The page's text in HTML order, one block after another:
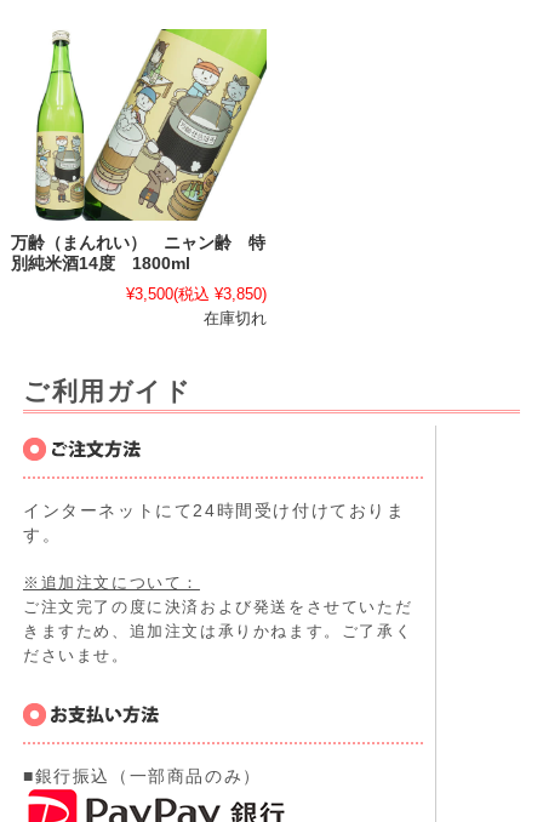
万齢（まんれい） ニャン齢 特
別純米酒14度 1800ml
¥3,500(税込 ¥3,850)
在庫切れ
ご利用ガイド
インターネットにて24時間受け付けておりま
す。
※追加注文について：
ご注文完了の度に決済および発送をさせていただ
きますため、追加注文は承りかねます。ご了承く
ださいませ。
■銀行振込（一部商品のみ）